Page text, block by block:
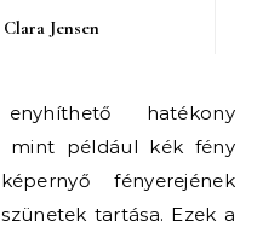
Clara Jensen
mint például kék fény
fényerejének
tartása. Ezek a